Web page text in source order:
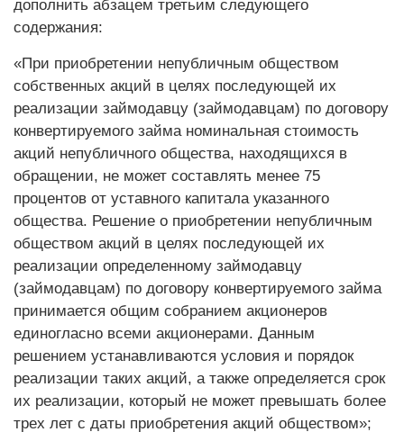
дополнить абзацем третьим следующего
содержания:
«При приобретении непубличным обществом
собственных акций в целях последующей их
реализации займодавцу (займодавцам) по договору
конвертируемого займа номинальная стоимость
акций непубличного общества, находящихся в
обращении, не может составлять менее 75
процентов от уставного капитала указанного
общества. Решение о приобретении непубличным
обществом акций в целях последующей их
реализации определенному займодавцу
(займодавцам) по договору конвертируемого займа
принимается общим собранием акционеров
единогласно всеми акционерами. Данным
решением устанавливаются условия и порядок
реализации таких акций, а также определяется срок
их реализации, который не может превышать более
трех лет с даты приобретения акций обществом»;